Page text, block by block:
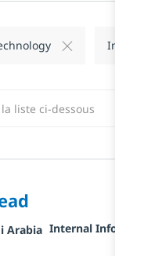
Arabia Catégorie
Internal